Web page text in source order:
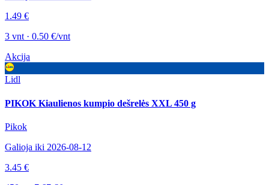
1.49 €
3 vnt · 0.50 €/vnt
Akcija
Lidl
PIKOK Kiaulienos kumpio dešrelės XXL 450 g
Pikok
Galioja iki 2026-08-12
3.45 €